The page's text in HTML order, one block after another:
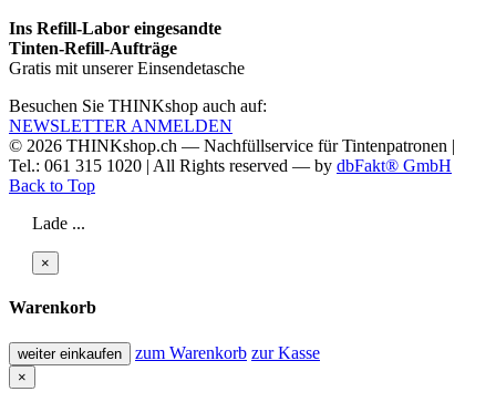
Ins Refill-Labor eingesandte
Tinten-Refill-Aufträge
Gratis mit unserer Einsendetasche
Besuchen Sie THINKshop auch auf:
NEWSLETTER ANMELDEN
© 2026 THINKshop.ch — Nachfüllservice fürTintenpatronen |
Tel.: 061 315 1020 | All Rights reserved — by dbFakt® GmbH
Back to Top
Lade ...
×
Warenkorb
weiter einkaufen zum Warenkorb zur Kasse
×